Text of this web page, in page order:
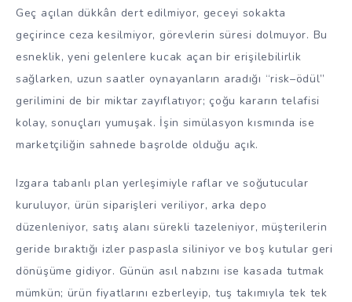
Geç açılan dükkân dert edilmiyor, geceyi sokakta
geçirince ceza kesilmiyor, görevlerin süresi dolmuyor. Bu
esneklik, yeni gelenlere kucak açan bir erişilebilirlik
sağlarken, uzun saatler oynayanların aradığı “risk–ödül”
gerilimini de bir miktar zayıflatıyor; çoğu kararın telafisi
kolay, sonuçları yumuşak. İşin simülasyon kısmında ise
marketçiliğin sahnede başrolde olduğu açık.
Izgara tabanlı plan yerleşimiyle raflar ve soğutucular
kuruluyor, ürün siparişleri veriliyor, arka depo
düzenleniyor, satış alanı sürekli tazeleniyor, müşterilerin
geride bıraktığı izler paspasla siliniyor ve boş kutular geri
dönüşüme gidiyor. Günün asıl nabzını ise kasada tutmak
mümkün; ürün fiyatlarını ezberleyip, tuş takımıyla tek tek